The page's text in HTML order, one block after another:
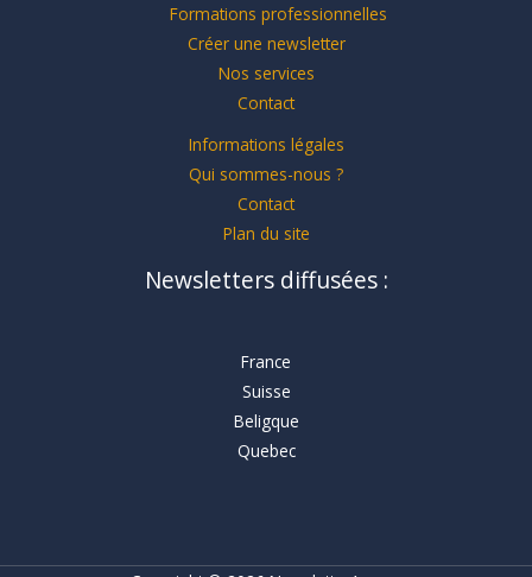
Formations professionnelles
Créer une newsletter
Nos services
Contact
Informations légales
Qui sommes-nous ?
Contact
Plan du site
Newsletters diffusées :
France
Suisse
Beligque
Quebec